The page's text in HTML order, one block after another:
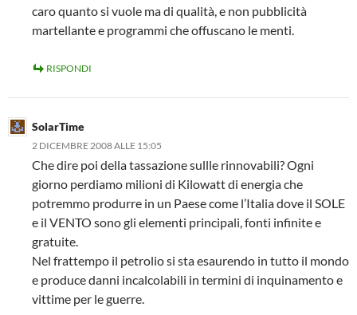
caro quanto si vuole ma di qualità, e non pubblicità
martellante e programmi che offuscano le menti.
RISPONDI
SolarTime
2 DICEMBRE 2008 ALLE 15:05
Che dire poi della tassazione sullle rinnovabili? Ogni
giorno perdiamo milioni di Kilowatt di energia che
potremmo produrre in un Paese come l’Italia dove il SOLE
e il VENTO sono gli elementi principali, fonti infinite e
gratuite.
Nel frattempo il petrolio si sta esaurendo in tutto il mondo
e produce danni incalcolabili in termini di inquinamento e
vittime per le guerre.